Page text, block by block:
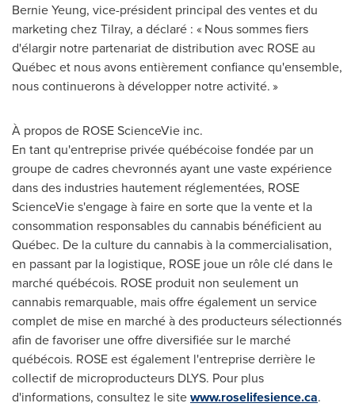
Bernie Yeung, vice-président principal des ventes et du
marketing chez Tilray, a déclaré : « Nous sommes fiers
d'élargir notre partenariat de distribution avec ROSE au
Québec et nous avons entièrement confiance qu'ensemble,
nous continuerons à développer notre activité. »
À propos de ROSE ScienceVie inc.
En tant qu'entreprise privée québécoise fondée par un
groupe de cadres chevronnés ayant une vaste expérience
dans des industries hautement réglementées, ROSE
ScienceVie s'engage à faire en sorte que la vente et la
consommation responsables du cannabis bénéficient au
Québec. De la culture du cannabis à la commercialisation,
en passant par la logistique, ROSE joue un rôle clé dans le
marché québécois. ROSE produit non seulement un
cannabis remarquable, mais offre également un service
complet de mise en marché à des producteurs sélectionnés
afin de favoriser une offre diversifiée sur le marché
québécois. ROSE est également l'entreprise derrière le
collectif de microproducteurs DLYS. Pour plus
d'informations, consultez le sitewww.roselifesience.ca.